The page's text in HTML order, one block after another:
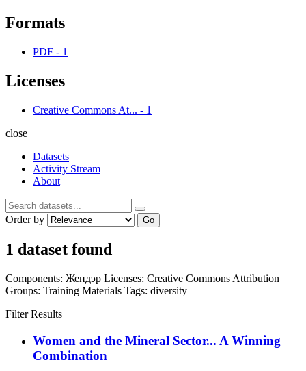
Formats
PDF - 1
Licenses
Creative Commons At... - 1
close
Datasets
Activity Stream
About
Order by Go
1 dataset found
Components: Жендэр Licenses: Creative Commons Attribution
Groups: Training Materials Tags: diversity
Filter Results
Women and the Mineral Sector... A Winning
Combination